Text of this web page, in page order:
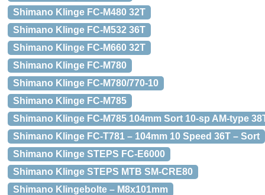
Shimano Klinge FC-M480 32T
Shimano Klinge FC-M532 36T
Shimano Klinge FC-M660 32T
Shimano Klinge FC-M780
Shimano Klinge FC-M780/770-10
Shimano Klinge FC-M785
Shimano Klinge FC-M785 104mm Sort 10-sp AM-type
Shimano Klinge FC-T781 – 104mm 10 Speed 36T – Sort
Shimano Klinge STEPS FC-E6000
Shimano Klinge STEPS MTB SM-CRE80
Shimano Klingebolte – M8x101mm